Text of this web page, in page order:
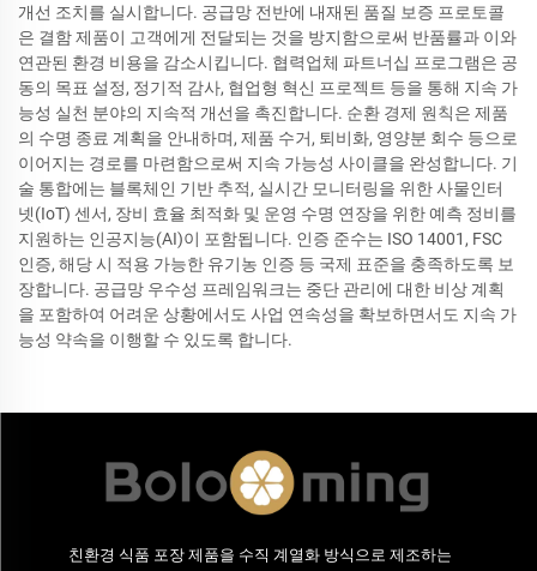
개선 조치를 실시합니다. 공급망 전반에 내재된 품질 보증 프로토콜
은 결함 제품이 고객에게 전달되는 것을 방지함으로써 반품률과 이와
연관된 환경 비용을 감소시킵니다. 협력업체 파트너십 프로그램은 공
동의 목표 설정, 정기적 감사, 협업형 혁신 프로젝트 등을 통해 지속 가
능성 실천 분야의 지속적 개선을 촉진합니다. 순환 경제 원칙은 제품
의 수명 종료 계획을 안내하며, 제품 수거, 퇴비화, 영양분 회수 등으로
이어지는 경로를 마련함으로써 지속 가능성 사이클을 완성합니다. 기
술 통합에는 블록체인 기반 추적, 실시간 모니터링을 위한 사물인터
넷(IoT) 센서, 장비 효율 최적화 및 운영 수명 연장을 위한 예측 정비를
지원하는 인공지능(AI)이 포함됩니다. 인증 준수는 ISO 14001, FSC
인증, 해당 시 적용 가능한 유기농 인증 등 국제 표준을 충족하도록 보
장합니다. 공급망 우수성 프레임워크는 중단 관리에 대한 비상 계획
을 포함하여 어려운 상황에서도 사업 연속성을 확보하면서도 지속 가
능성 약속을 이행할 수 있도록 합니다.
친환경 식품 포장 제품을 수직 계열화 방식으로 제조하는